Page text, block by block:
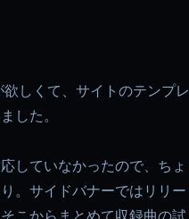
しくて、サイトのテンプレ
した。
していなかったので、ちょ
。サイドバナーではリリー